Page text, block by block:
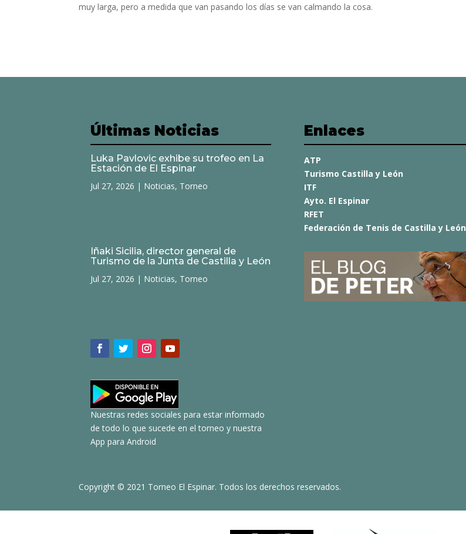
muy larga, pero a medida que van pasando los días se van calmando la cosa.
Últimas Noticias
Luka Pavlovic exhibe su trofeo en La
Estación de El Espinar
Jul 27, 2026 | Noticias, Torneo
Iñaki Sicilia, director general de
Turismo de la Junta de Castilla y León
Jul 27, 2026 | Noticias, Torneo
Nuestras redes sociales para estar informado
de todo lo que sucede en el torneo y nuestra
App para Android
Enlaces
ATP
Turismo Castilla y León
ITF
Ayto. El Espinar
RFET
Federación de Tenis de Castilla y León
Copyright © 2021 Torneo El Espinar. Todos los derechos reservados.